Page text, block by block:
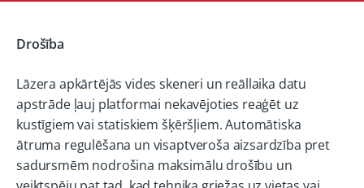
Drošība
Lāzera apkārtējās vides skeneri un reāllaika datu
apstrāde ļauj platformai nekavējoties reaģēt uz
kustīgiem vai statiskiem šķēršļiem. Automātiska
ātruma regulēšana un visaptveroša aizsardzība pret
sadursmēm nodrošina maksimālu drošību un